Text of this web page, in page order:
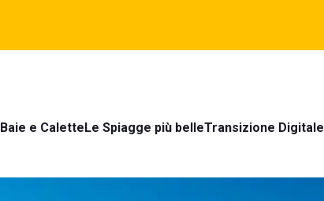
Baie e CaletteLe Spiagge più belleTransizione Digitale